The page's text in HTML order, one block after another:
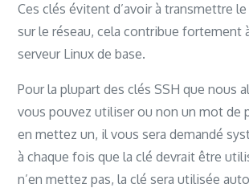
#Port 22
#ListenAddress ::
Ces clés évitent d’avoir à transmettre
sur le réseau, cela contribue fortement
serveur Linux de base.
Pour la plupart des clés SSH que nous
vous pouvez utiliser ou non un mot de
en mettez un, il vous sera demandé
à chaque fois que la clé devrait être
n’en mettez pas, la clé sera utilisée